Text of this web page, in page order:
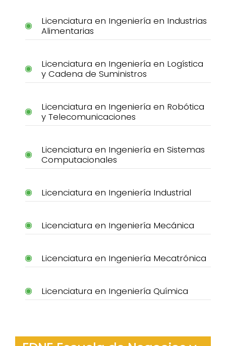
Licenciatura en Ingeniería en Industrias
Alimentarias
Licenciatura en Ingeniería en Logística
y Cadena de Suministros
Licenciatura en Ingeniería en Robótica
y Telecomunicaciones
Licenciatura en Ingeniería en Sistemas
Computacionales
Licenciatura en Ingeniería Industrial
Licenciatura en Ingeniería Mecánica
Licenciatura en Ingeniería Mecatrónica
Licenciatura en Ingeniería Química